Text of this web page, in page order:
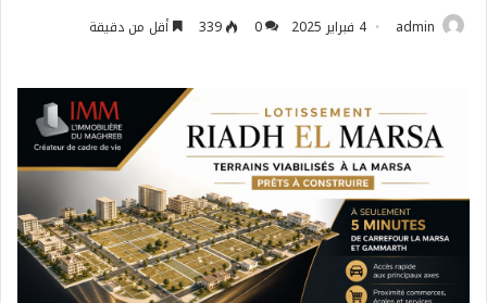
admin 4 فبراير 2025 0
339 أقل من دقيقة